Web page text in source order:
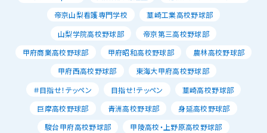
帝京山梨看護専門学校
韮崎工業高校野球部
山梨学院高校野球部
帝京第三高校野球部
甲府商業高校野球部
甲府昭和高校野球部
農林高校野球部
甲府西高校野球部
東海大甲府高校野球部
＃目指せ！テッペン
目指せ！テッペン
韮崎高校野球部
巨摩高校野球部
青洲高校野球部
身延高校野球部
駿台甲府高校野球部
甲陵高校・上野原高校野球部